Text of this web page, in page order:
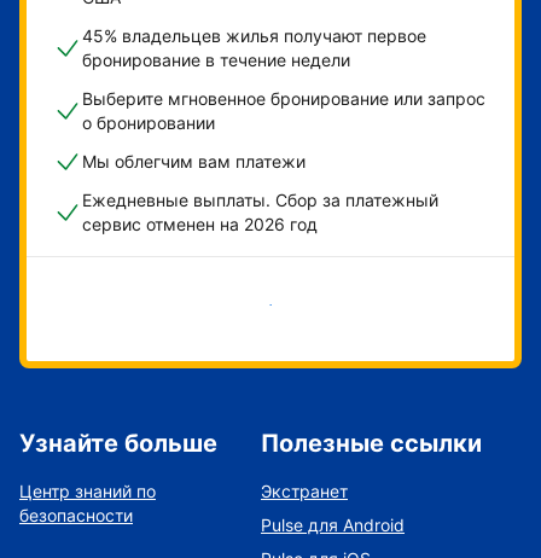
45% владельцев жилья получают первое
бронирование в течение недели
Выберите мгновенное бронирование или запрос
о бронировании
Мы облегчим вам платежи
Ежедневные выплаты. Сбор за платежный
сервис отменен на 2026 год
Начать
Узнайте больше
Центр знаний по
безопасности
Полезные ссылки
Экстранет
Pulse для Android